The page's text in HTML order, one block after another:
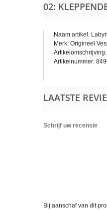
02:
Naam artikel:
Merk: Origineel
Artikelomschrijving:
Artikelnummer:
LAATSTE
Schrijf uw recensie
Bij aanschaf van dit